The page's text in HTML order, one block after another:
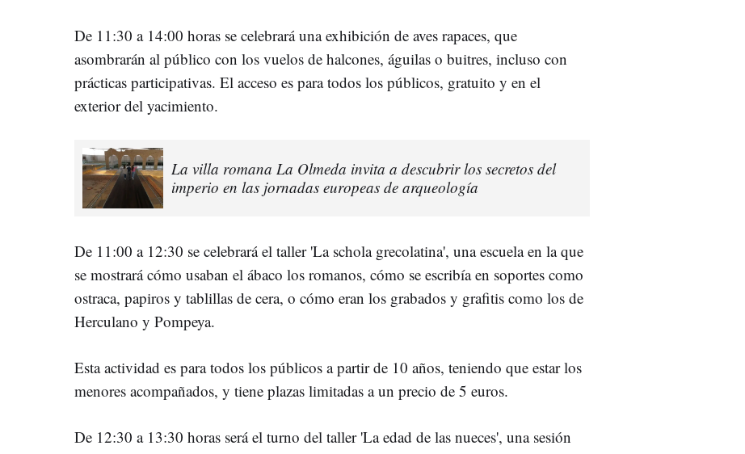
De 11:30 a 14:00 horas se celebrará una exhibición de aves rapaces, que
asombrarán al público con los vuelos de halcones, águilas o buitres, incluso con
prácticas participativas. El acceso es para todos los públicos, gratuito y en el
exterior del yacimiento.
La villa romana La Olmeda invita a descubrir los secretos del
imperio en las jornadas europeas de arqueología
De 11:00 a 12:30 se celebrará el taller 'La schola grecolatina', una escuela en la que
se mostrará cómo usaban el ábaco los romanos, cómo se escribía en soportes como
ostraca, papiros y tablillas de cera, o cómo eran los grabados y grafitis como los de
Herculano y Pompeya.
Esta actividad es para todos los públicos a partir de 10 años, teniendo que estar los
menores acompañados, y tiene plazas limitadas a un precio de 5 euros.
De 12:30 a 13:30 horas será el turno del taller 'La edad de las nueces', una sesión